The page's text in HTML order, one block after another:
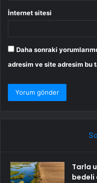
İnternet sitesi
Daha sonraki
adresim ve site adresim bu
Tarla
bedeli